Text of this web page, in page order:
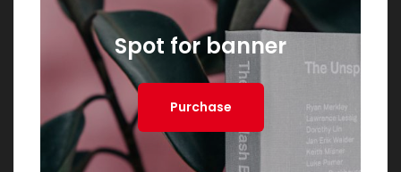
Spot for banner
Purchase